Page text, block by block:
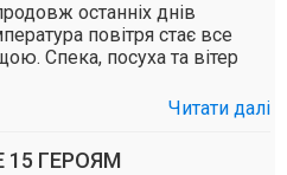
останніх днів
повітря стає все
Спека, посуха та вітер
Читати далі
15 ГЕРОЯМ